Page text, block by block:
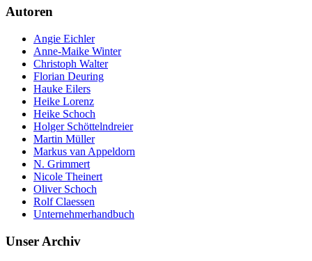
Autoren
Angie Eichler
Anne-Maike Winter
Christoph Walter
Florian Deuring
Hauke Eilers
Heike Lorenz
Heike Schoch
Holger Schöttelndreier
Martin Müller
Markus van Appeldorn
N. Grimmert
Nicole Theinert
Oliver Schoch
Rolf Claessen
Unternehmerhandbuch
Unser Archiv